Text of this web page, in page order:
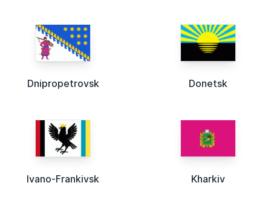
Dnipropetrovsk Donetsk
Ivano-Frankivsk Kharkiv